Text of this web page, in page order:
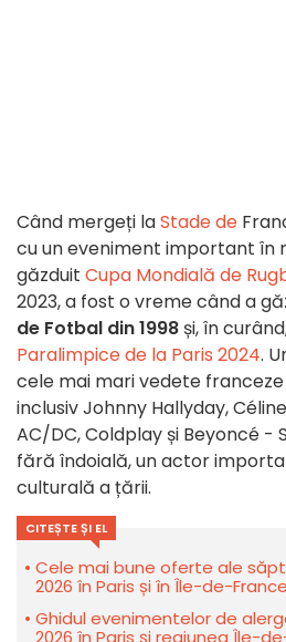
Când mergeți laStade de
cu un eveniment important în
găzduit Cupa Mondială de
2023, a fost o vreme când a
de Fotbal din 1998 și, în
Paralimpice de la Paris 2024.
cele mai mari vedete
inclusiv Johnny Hallyday,
AC/DC, Coldplay și Beyoncé -
fără îndoială, un actor
culturală a țării.
CITEȘTE ȘI EL
Cele mai bune oferte ale
2026 în Paris și în Île-de-France
Ghidul evenimentelor de